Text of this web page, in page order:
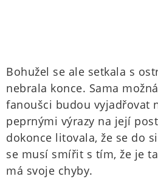
Bohužel se ale setkala s
nebrala konce. Sama
fanoušci budou vyjadřovat
peprnými výrazy na její
dokonce litovala, že se do
se musí smířit s tím, že je
má svoje chyby.